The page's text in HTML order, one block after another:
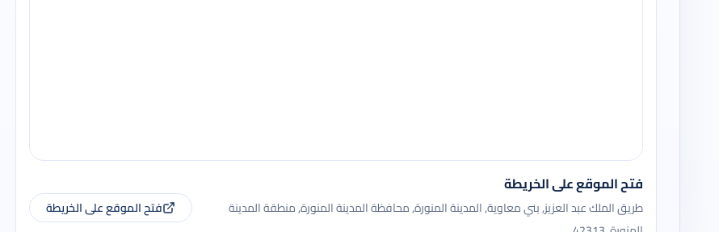
فتح الموقع على الخريطة
طريق الملك عبد العزيز, بني معاوية, المدينة المنورة, محافظة المدينة المنورة, منطقة المدينة
فتح الموقع على الخريطة